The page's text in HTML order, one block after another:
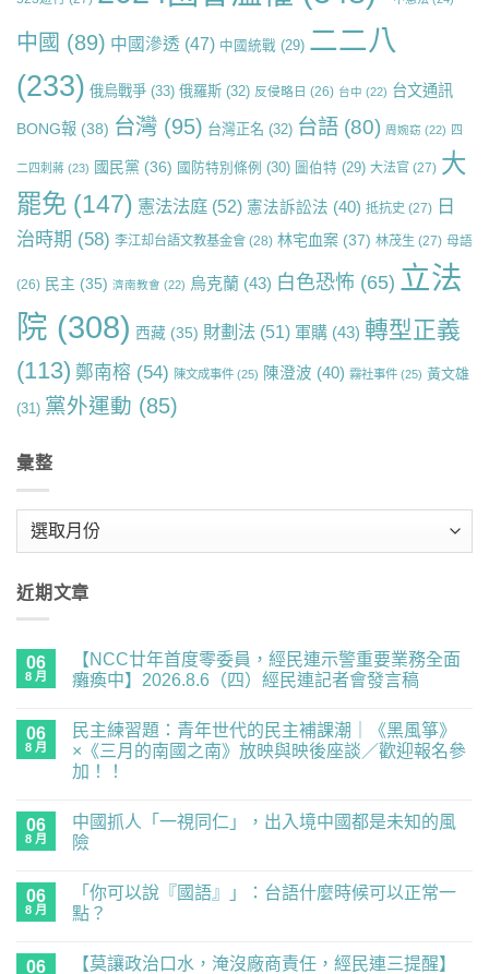
中國 (89) 中國滲透 (47) 中國統戰 (29) 二二八
(233) 俄烏戰爭 (33) 俄羅斯 (32) 反侵略日 (26) 台中 (22) 台文通訊
BONG報 (38) 台灣 (95) 台灣正名 (32) 台語 (80) 周婉窈 (22) 四
二四刺蔣 (23) 國民黨 (36) 國防特別條例 (30) 圖伯特 (29) 大法官 (27) 大
罷免 (147) 憲法法庭 (52) 憲法訴訟法 (40) 抵抗史 (27) 日
治時期 (58) 李江却台語文教基金會 (28) 林宅血案 (37) 林茂生 (27) 母語
(26) 民主 (35) 濟南教會 (22) 烏克蘭 (43) 白色恐怖 (65) 立法
院 (308) 西藏 (35) 財劃法 (51) 軍購 (43) 轉型正義
(113) 鄭南榕 (54) 陳文成事件 (25) 陳澄波 (40) 霧社事件 (25) 黃文雄
(31) 黨外運動 (85)
彙整
近期文章
06
8 月
【NCC廿年首度零委員，經民連示警重要業務全面
癱瘓中】2026.8.6（四）經民連記者會發言稿
廿
年
首
度
員，
經
民
要
留
言
06
8 月
民主練習題：青年世代的民主補課潮｜《黑風箏》
×《三月的南國之南》放映與映後座談／歡迎報名參
加！！
主
練
習
世
代
留
言
06
8 月
中國抓人「一視同仁」，出入境中國都是未知的風
險
抓
人
言
06
8 月
「你可以說『國語』」：台語什麼時候可以正常一
點？
06 【莫讓政治口水，淹沒廠商責任，經民連三提醒】